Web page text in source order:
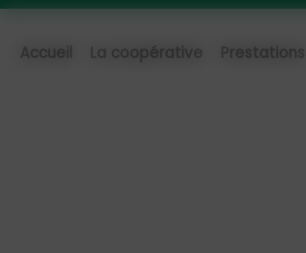
Panneau de gestion des cookies
Accueil La coopérative Prestations